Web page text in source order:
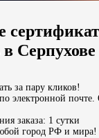
миру
Серпухове
за пару кликов!
электронной почте.
заказа: 1 сутки
город РФ и мира!